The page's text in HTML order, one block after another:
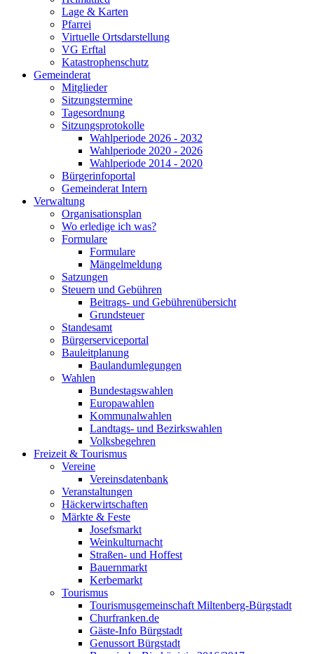
Lage & Karten
Pfarrei
Virtuelle Ortsdarstellung
VG Erftal
Katastrophenschutz
Gemeinderat
Mitglieder
Sitzungstermine
Tagesordnung
Sitzungsprotokolle
Wahlperiode 2026 - 2032
Wahlperiode 2020 - 2026
Wahlperiode 2014 - 2020
Bürgerinfoportal
Gemeinderat Intern
Verwaltung
Organisationsplan
Wo erledige ich was?
Formulare
Formulare
Mängelmeldung
Satzungen
Steuern und Gebühren
Beitrags- und Gebührenübersicht
Grundsteuer
Standesamt
Bürgerserviceportal
Bauleitplanung
Baulandumlegungen
Wahlen
Bundestagswahlen
Europawahlen
Kommunalwahlen
Landtags- und Bezirkswahlen
Volksbegehren
Freizeit & Tourismus
Vereine
Vereinsdatenbank
Veranstaltungen
Häckerwirtschaften
Märkte & Feste
Josefsmarkt
Weinkulturnacht
Straßen- und Hoffest
Bauernmarkt
Kerbemarkt
Tourismus
Tourismusgemeinschaft Miltenberg-Bürgstadt
Churfranken.de
Gäste-Info Bürgstadt
Genussort Bürgstadt